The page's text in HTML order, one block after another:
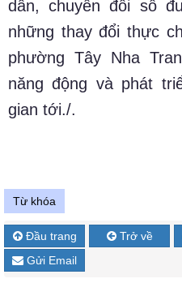
dân, chuyển đổi số
những thay đổi thực
phường Tây Nha
năng động và phát
gian tới./.
Từ khóa
Đầu trang Trở về
Gửi Email